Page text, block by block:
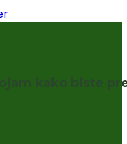
kako biste